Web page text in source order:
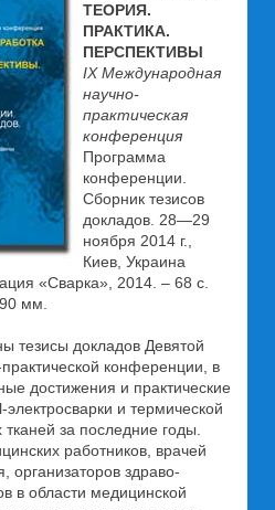
ТЕОРИЯ.
ПРАКТИКА.
ПЕРСПЕКТИВЫ
IX Международная
научно-
практическая
конференция
Программа
конференции.
Сборник тезисов
докладов. 28—29
ноября 2014 г.,
Киев, Украина
«Сварка», 2014. – 68 с.
мм.
тезисы докладов Девятой
конференции, в
достижения и практические
электросварки и термической
за последние годы.
работников, врачей
организаторов здраво-
в области медицинской